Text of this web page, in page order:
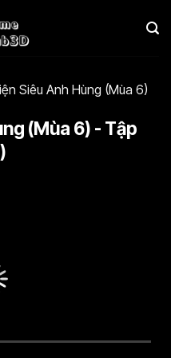
Siêu Anh Hùng (Mùa 6)
(Mùa 6) - Tập